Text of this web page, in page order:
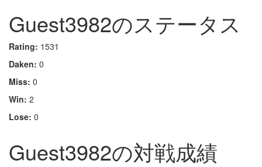
Guest3982のステータス
Rating: 1531
Daken: 0
Miss: 0
Win: 2
Lose: 0
Guest3982の対戦成績